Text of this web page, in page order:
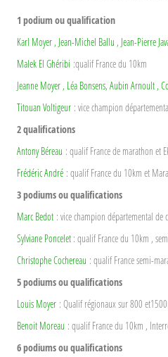
1 podium ou qualification
Karl Moyer , Jean-Michel Ballu , Jean-Pierre
Malek El Ghéribi :qualif France du 10km
Jeanne Moyer , Léa Bonsens, Aubin Arnoult ,
Titouan Voltigeur : vice champion
2 qualifications
Antony Béreau : qualif France de marathon et
Frédéric André : qualif France du 10km et
3 podiums ou qualifications
Marc Bedot : vice champion départemental
Sylviane Poncelet : qualif France du 10km ,
Christophe Cochereau : qualif France semi-
5 podiums ou qualifications
Louis Moyer : Qualif régionaux sur 800
Benoit Moreau : qualif France du 10km ,
6 podiums ou qualifications